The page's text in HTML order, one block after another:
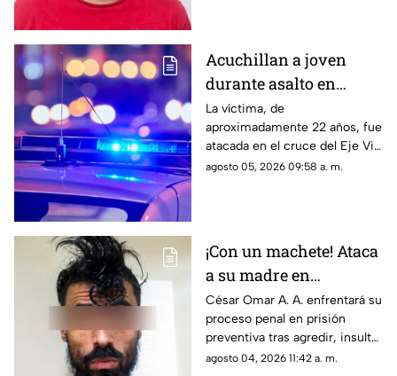
Acuchillan a joven
durante asalto en
estación de transporte
público en Eje Vial
La víctima, de
aproximadamente 22 años, fue
atacada en el cruce del Eje Vial
Juan Gabriel y calzada
agosto 05, 2026 09:58 a. m.
¡Con un machete! Ataca
a su madre en
Chihuahua; la amenazó
por no despertarlo para
ir a trabajar
César Omar A. A. enfrentará su
proceso penal en prisión
preventiva tras agredir, insultar
y amenazar de muerte a su
agosto 04, 2026 11:42 a. m.